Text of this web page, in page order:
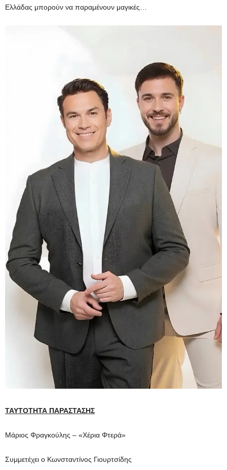
Ελλάδας μπορούν να παραμένουν μαγικές…
ΤΑΥΤΟΤΗΤΑ ΠΑΡΑΣΤΑΣΗΣ
Μάριος Φραγκούλης – «Χέρια Φτερά»
Συμμετέχει ο Κωνσταντίνος Γιουρτσίδης